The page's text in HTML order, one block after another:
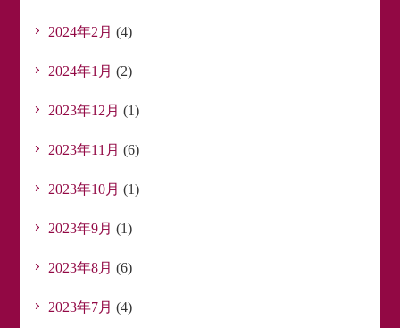
2024年2月 (4)
2024年1月 (2)
2023年12月 (1)
2023年11月 (6)
2023年10月 (1)
2023年9月 (1)
2023年8月 (6)
2023年7月 (4)